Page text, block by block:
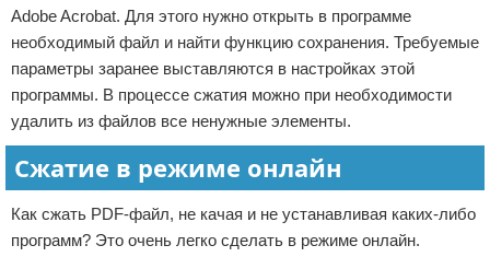
Adobe Acrobat. Для этого нужно открыть в программе
необходимый файл и найти функцию сохранения. Требуемые
параметры заранее выставляются в настройках этой
программы. В процессе сжатия можно при необходимости
удалить из файлов все ненужные элементы.
Сжатие в режиме онлайн
Как сжать PDF-файл, не качая и не устанавливая каких-либо
программ? Это очень легко сделать в режиме онлайн.